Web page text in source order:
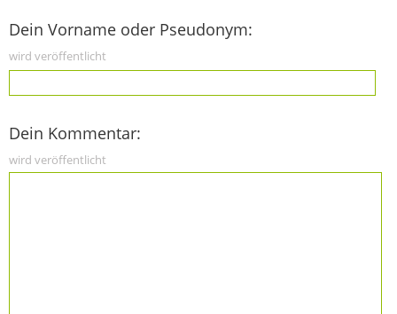
Dein Vorname oder Pseudonym:
wird veröffentlicht
Dein Kommentar:
wird veröffentlicht